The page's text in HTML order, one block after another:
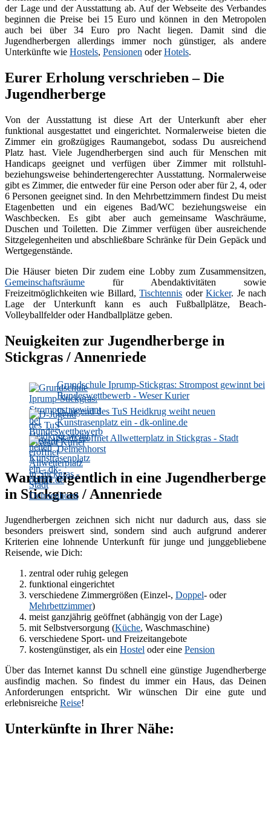
der Lage und der Ausstattung ab. Auf der Webseite des Verbandes
beginnen die Preise bei 15 Euro und können in den Metropolen
auch bei über 34 Euro pro Nacht liegen. Damit sind die
Jugendherbergen allerdings immer noch günstiger, als andere
Unterkünfte wie Hostels, Pensionen oderHotels.
Eurer Erholung verschrieben – Die
Jugendherberge
Von der Ausstattung ist diese Art der Unterkunft aber eher
funktional ausgestattet und eingerichtet. Normalerweise bieten die
Zimmer ein großzügiges Raumangebot, sodass Du ausreichend
Platz hast. Viele Jugendherbergen sind auch für Menschen mit
Handicaps geeignet und verfügen über Zimmer mit rollstuhl-
beziehungsweise behindertengerechter Ausstattung. Normalerweise
gibt es Zimmer, die entweder für eine Person oder aber für 2, 4, oder
6 Personen geeignet sind. In den Mehrbettzimmern findest Du meist
Etagenbetten und ein eigenes Bad/WC beziehungsweise ein
Waschbecken. Es gibt aber auch gemeinsame Waschräume,
Duschen und Toiletten. Die Zimmer verfügen über ausreichende
Sitzgelegenheiten und abschließbare Schränke für Dein Gepäck und
Wertgegenstände.
Die Häuser bieten Dir zudem eine Lobby zum Zusammensitzen,
Gemeinschaftsräume für Abendaktivitäten sowie
Freizeitmöglichkeiten wie Billard,Tischtennis oderKicker. Je nach
Lage der Unterkunft kann es auch Fußballplätze, Beach-
Volleyballfelder oder Handballplätze geben.
Neuigkeiten zur Jugendherberge in
Stickgras / Annenriede
Grundschule Iprump-Stickgras: Strompost gewinnt bei
Bundeswettbewerb - Weser Kurier
D-Jugend des TuS Heidkrug weiht neuen
Kunstrasenplatz ein - dk-online.de
Stadt eröffnet Allwetterplatz in Stickgras - Stadt
Delmenhorst
Warum eigentlich in eine Jugendherberge
in Stickgras / Annenriede
Jugendherbergen zeichnen sich nicht nur dadurch aus, dass sie
besonders preiswert sind, sondern sind auch aufgrund anderer
Kriterien eine lohnende Unterkunft für junge und junggebliebene
Reisende, wie Dich:
zentral oder ruhig gelegen
funktional eingerichtet
verschiedene Zimmergrößen (Einzel-, Doppel- oder
Mehrbettzimmer)
meist ganzjährig geöffnet (abhängig von der Lage)
mit Selbstversorgung (Küche, Waschmaschine)
verschiedene Sport- und Freizeitangebote
kostengünstiger, als ein Hostel oder eine Pension
Über das Internet kannst Du schnell eine günstige Jugendherberge
ausfindig machen. So findest du immer ein Haus, das Deinen
Anforderungen entspricht. Wir wünschen Dir eine gute und
erlebnisreiche Reise!
Unterkünfte in Ihrer Nähe: